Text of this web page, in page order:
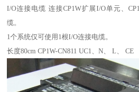
I/O连接电缆 连接CP1W扩展I/O单元、
缆。
1个系统仅可使用1根I/O连接电缆。
长度80cm CP1W-CN811 UC1、N、 L、 CE